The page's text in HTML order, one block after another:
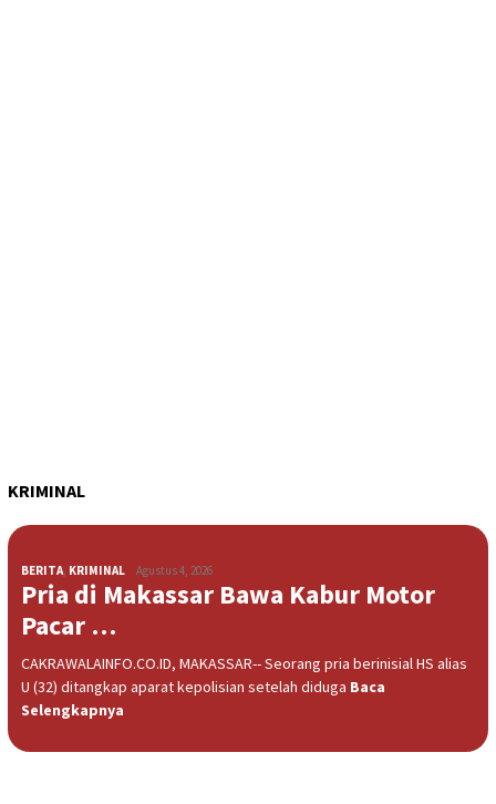
KRIMINAL
BERITA, KRIMINAL Agustus 4, 2026
Pria di Makassar Bawa Kabur Motor
Pacar …
CAKRAWALAINFO.CO.ID, MAKASSAR-- Seorang pria berinisial HS alias
U (32) ditangkap aparat kepolisian setelah diduga Baca
Selengkapnya